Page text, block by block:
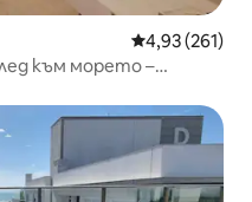
Средна
4,93 (261)
към морето –